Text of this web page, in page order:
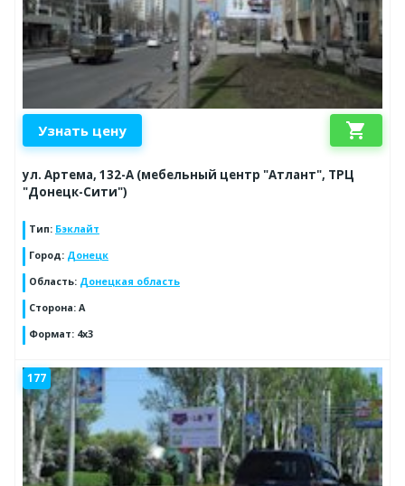
Узнать цену shopping_cart
ул. Артема, 132-А (мебельный центр "Атлант", ТРЦ
"Донецк-Сити")
Тип: Бэклайт
Город: Донецк
Область: Донецкая область
Сторона: А
Формат: 4x3
177